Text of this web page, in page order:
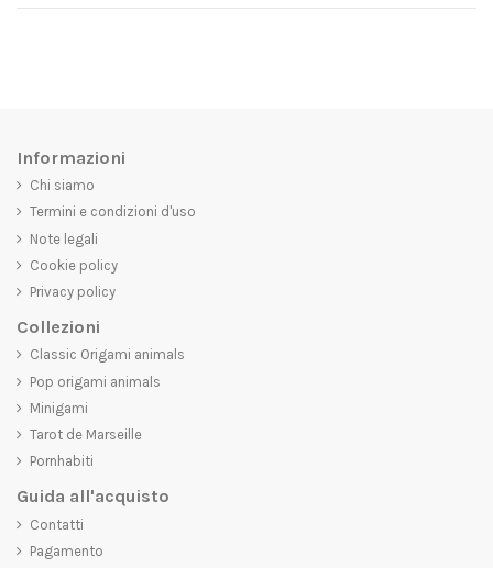
Informazioni
Chi siamo
Termini e condizioni d'uso
Note legali
Cookie policy
Privacy policy
Collezioni
Classic Origami animals
Pop origami animals
Minigami
Tarot de Marseille
Pornhabiti
Guida all'acquisto
Contatti
Pagamento